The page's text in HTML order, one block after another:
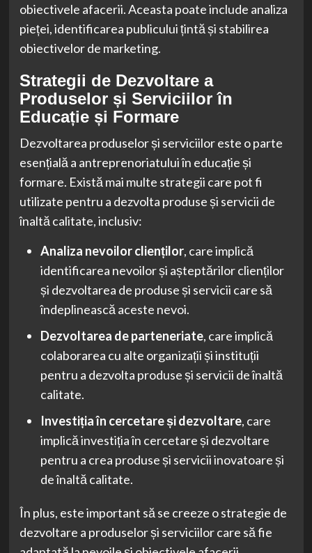
obiectivele afacerii. Aceasta poate include analiza
pieței, identificarea publicului țintă și stabilirea
obiectivelor de marketing.
Strategii de Dezvoltare a
Produselor și Serviciilor în
Educație și Formare
Dezvoltarea produselor și serviciilor este o parte
esențială a antreprenoriatului în educație și
formare. Există mai multe strategii care pot fi
utilizate pentru a dezvolta produse și servicii de
înaltă calitate, inclusiv:
Analiza nevoilor clienților, care implică
identificarea nevoilor și așteptărilor clienților
și dezvoltarea de produse și servicii care să
îndeplinească aceste nevoi.
Dezvoltarea de parteneriate, care implică
colaborarea cu alte organizații și instituții
pentru a dezvolta produse și servicii de înaltă
calitate.
Investiția în cercetare și dezvoltare, care
implică investiția în cercetare și dezvoltare
pentru a crea produse și servicii inovatoare și
de înaltă calitate.
În plus, este important să se creeze o strategie de
dezvoltare a produselor și serviciilor care să fie